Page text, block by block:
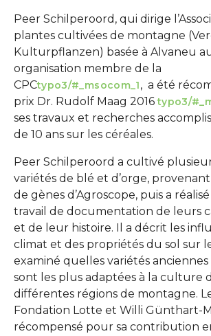
Peer Schilperoord, qui dirige
plantes cultivées de montagne
Kulturpflanzen) basée à Alvaneu
organisation membre de la
CPCtypo3/#_msocom_1, a été
prix Dr. Rudolf Maag 2016typo3/
ses travaux et recherches
de 10 ans sur les céréales.
Peer Schilperoord a cultivé
variétés de blé et d’orge,
de gènes d’Agroscope, puis a
travail de documentation de leurs
et de leur histoire. Il a décrit les
climat et des propriétés du sol sur
examiné quelles variétés
sont les plus adaptées à la culture
différentes régions de montagne.
Fondation Lotte et Willi Günthart-
récompensé pour sa contribution